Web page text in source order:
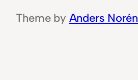
Theme by Anders Norén